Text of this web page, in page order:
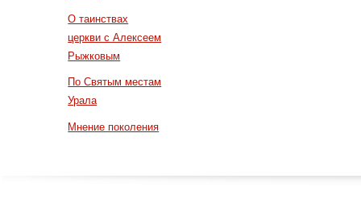
О таинствах
церкви с Алексеем
Рыжковым
По Святым местам
Урала
Мнение поколения